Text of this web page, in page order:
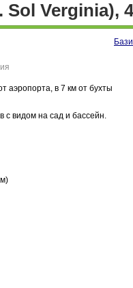
Sol Verginia),
аэропорта, в 7 км от бухты
с видом на сад и бассейн.